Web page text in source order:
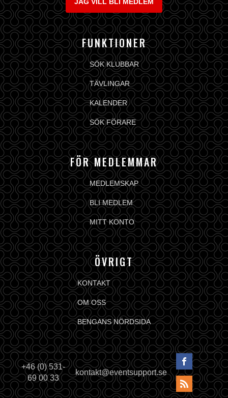
FUNKTIONER
SÖK KLUBBAR
TÄVLINGAR
KALENDER
SÖK FÖRARE
FÖR MEDLEMMAR
MEDLEMSKAP
BLI MEDLEM
MITT KONTO
ÖVRIGT
KONTAKT
OM OSS
BENGANS NÖRDSIDA
+46 (0) 531-
69 00 33
kontakt@eventsupport.se